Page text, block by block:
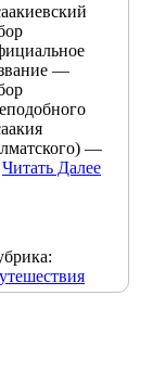
—
—
Читать Далее